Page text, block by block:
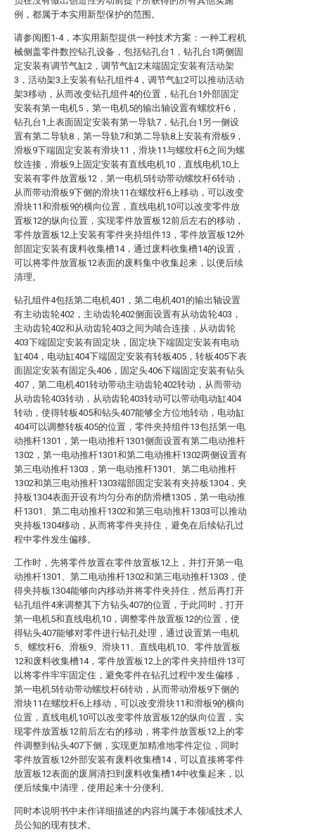
例，都属于本实用新型保护的范围。
请参阅图1-4，本实用新型提供一种技术方案：一种工程机
械侧盖零件数控钻孔设备，包括钻孔台1，钻孔台1两侧固
定安装有调节气缸2，调节气缸2末端固定安装有活动架
3，活动架3上安装有钻孔组件4，调节气缸2可以推动活动
架3移动，从而改变钻孔组件4的位置，钻孔台1外部固定
安装有第一电机5，第一电机5的输出轴设置有螺纹杆6，
钻孔台1上表面固定安装有第一导轨7，钻孔台1另一侧设
置有第二导轨8，第一导轨7和第二导轨8上安装有滑板9，
滑板9下端固定安装有滑块11，滑块11与螺纹杆6之间为螺
纹连接，滑板9上固定安装有直线电机10，直线电机10上
安装有零件放置板12，第一电机5转动带动螺纹杆6转动，
从而带动滑板9下侧的滑块11在螺纹杆6上移动，可以改变
滑块11和滑板9的横向位置，直线电机10可以改变零件放
置板12的纵向位置，实现零件放置板12前后左右的移动，
零件放置板12上安装有零件夹持组件13，零件放置板12外
部固定安装有废料收集槽14，通过废料收集槽14的设置，
可以将零件放置板12表面的废料集中收集起来，以便后续
清理。
钻孔组件4包括第二电机401，第二电机401的输出轴设置
有主动齿轮402，主动齿轮402侧面设置有从动齿轮403，
主动齿轮402和从动齿轮403之间为啮合连接，从动齿轮
403下端固定安装有固定块，固定块下端固定安装有电动
缸404，电动缸404下端固定安装有转板405，转板405下表
面固定安装有固定头406，固定头406下端固定安装有钻头
407，第二电机401转动带动主动齿轮402转动，从而带动
从动齿轮403转动，从动齿轮403转动可以带动电动缸404
转动，使得转板405和钻头407能够全方位地转动，电动缸
404可以调整转板405的位置，零件夹持组件13包括第一电
动推杆1301，第一电动推杆1301侧面设置有第二电动推杆
1302，第一电动推杆1301和第二电动推杆1302两侧设置有
第三电动推杆1303，第一电动推杆1301、第二电动推杆
1302和第三电动推杆1303端部固定安装有夹持板1304，夹
持板1304表面开设有均匀分布的防滑槽1305，第一电动推
杆1301、第二电动推杆1302和第三电动推杆1303可以推动
夹持板1304移动，从而将零件夹持住，避免在后续钻孔过
程中零件发生偏移。
工作时，先将零件放置在零件放置板12上，并打开第一电
动推杆1301、第二电动推杆1302和第三电动推杆1303，使
得夹持板1304能够向内移动并将零件夹持住，然后再打开
钻孔组件4来调整其下方钻头407的位置，于此同时，打开
第一电机5和直线电机10，调整零件放置板12的位置，使
得钻头407能够对零件进行钻孔处理，通过设置第一电机
5、螺纹杆6、滑板9、滑块11、直线电机10、零件放置板
12和废料收集槽14，零件放置板12上的零件夹持组件13可
以将零件牢牢固定住，避免零件在钻孔过程中发生偏移，
第一电机5转动带动螺纹杆6转动，从而带动滑板9下侧的
滑块11在螺纹杆6上移动，可以改变滑块11和滑板9的横向
位置，直线电机10可以改变零件放置板12的纵向位置，实
现零件放置板12前后左右的移动，将零件放置板12上的零
件调整到钻头407下侧，实现更加精准地零件定位，同时
零件放置板12外部安装有废料收集槽14，可以直接将零件
放置板12表面的废屑清扫到废料收集槽14中收集起来，以
便后续集中清理，使用起来十分便利。
同时本说明书中未作详细描述的内容均属于本领域技术人
员公知的现有技术。